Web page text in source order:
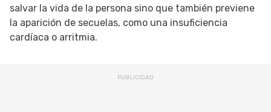
salvar la vida de la persona sino que también previene
la aparición de secuelas, como una insuficiencia
cardíaca o arritmia.